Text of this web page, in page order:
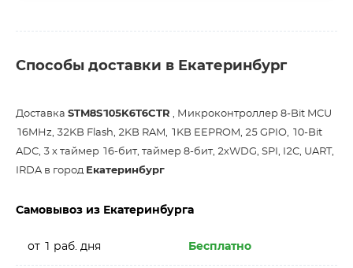
Способы доставки в Екатеринбург
Доставка STM8S105K6T6CTR , Микроконтроллер 8-Bit MCU
16MHz, 32KB Flash, 2KB RAM, 1KB EEPROM, 25 GPIO, 10-Bit
ADC, 3 х таймер 16-бит, таймер 8-бит, 2хWDG, SPI, I2C, UART,
IRDA в город Екатеринбург
Самовывоз из Екатеринбурга
от 1 раб. дня Бесплатно